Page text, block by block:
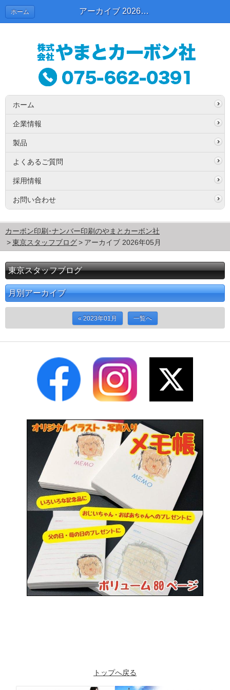
アーカイブ 2026年05月 | 東京スタッフブログ
ホーム
ホーム
企業情報
製品
よくあるご質問
採用情報
お問い合わせ
カーボン印刷･ナンバー印刷のやまとカーボン社
東京スタッフブログ
アーカイブ 2026年05月
東京スタッフブログ
月別アーカイブ
« 2023年01月 一覧へ
トップへ戻る